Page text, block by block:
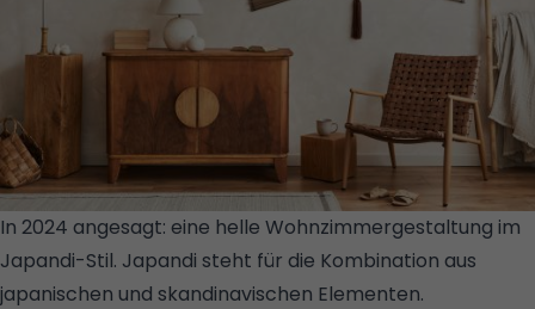
In 2024 angesagt: eine helle Wohnzimmergestaltung im
Japandi-Stil. Japandi steht für die Kombination aus
japanischen und skandinavischen Elementen.